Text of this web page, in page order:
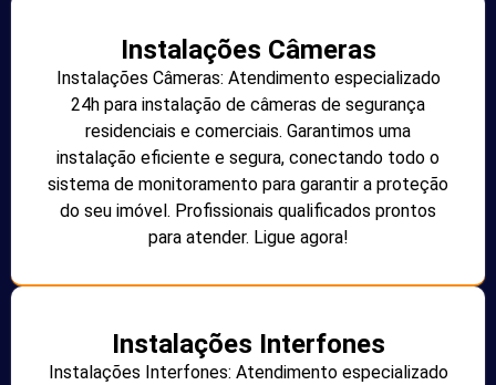
Instalações Câmeras
Instalações Câmeras: Atendimento especializado
24h para instalação de câmeras de segurança
residenciais e comerciais. Garantimos uma
instalação eficiente e segura, conectando todo o
sistema de monitoramento para garantir a proteção
do seu imóvel. Profissionais qualificados prontos
para atender. Ligue agora!
Instalações Interfones
Instalações Interfones: Atendimento especializado